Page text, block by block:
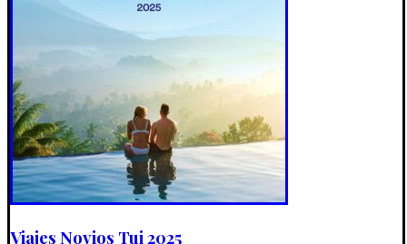
Viajes Novios Tui 2025